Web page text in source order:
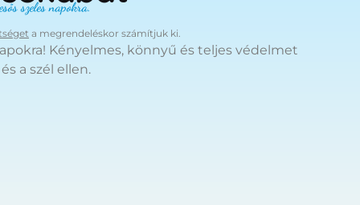
szeles napokra.
a megrendeléskor számítjuk ki.
Kényelmes, könnyű és teljes védelmet
a szél ellen.